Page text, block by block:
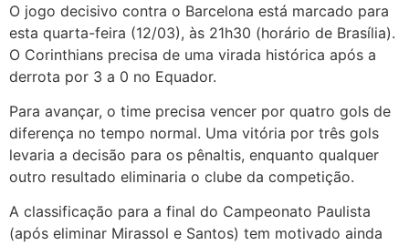
O jogo decisivo contra o Barcelona está marcado para
esta quarta-feira (12/03), às 21h30 (horário de Brasília).
O Corinthians precisa de uma virada histórica após a
derrota por 3 a 0 no Equador.
Para avançar, o time precisa vencer por quatro gols de
diferença no tempo normal. Uma vitória por três gols
levaria a decisão para os pênaltis, enquanto qualquer
outro resultado eliminaria o clube da competição.
A classificação para a final do Campeonato Paulista
(após eliminar Mirassol e Santos) tem motivado ainda